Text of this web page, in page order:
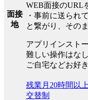
面接
地
WEB面接のURL
・事前に送られ
と繋がり、その
アプリインスト
難しい操作はな
ご自宅などお好
残業月20時間以上
交替制